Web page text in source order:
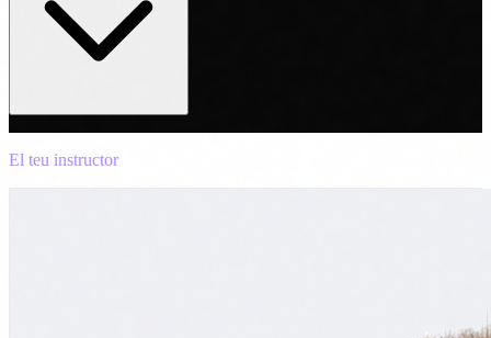
quan construir vs. comprar
Errors comuns que cometen les empreses en implementar
agents
Equip necessari: quins perfils interns i externs
El teu instructor